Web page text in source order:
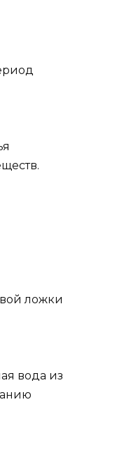
ложки
вода из